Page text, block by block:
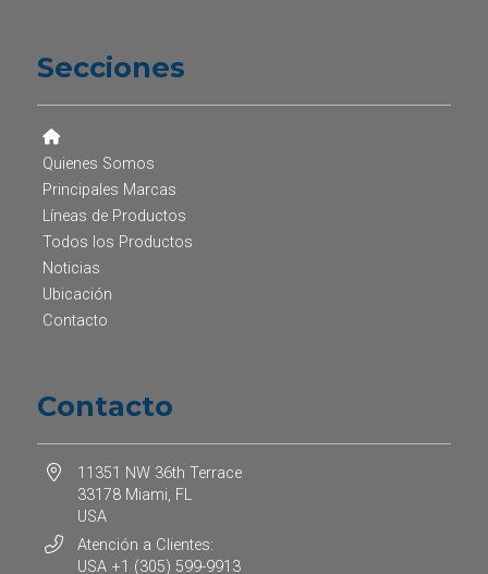
Secciones
Quienes Somos
Principales Marcas
Líneas de Productos
Todos los Productos
Noticias
Ubicación
Contacto
Contacto
11351 NW 36th Terrace
33178 Miami, FL
USA
Atención a Clientes:
USA +1 (305) 599-9913